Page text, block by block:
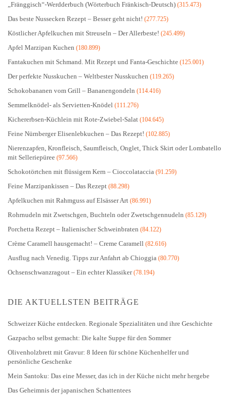
„Fränggisch“-Werdderbuch (Wörterbuch Fränkisch-Deutsch) (315.473)
Das beste Nussecken Rezept – Besser geht nicht! (277.725)
Köstlicher Apfelkuchen mit Streuseln – Der Allerbeste! (245.499)
Apfel Marzipan Kuchen (180.899)
Fantakuchen mit Schmand. Mit Rezept und Fanta-Geschichte (125.001)
Der perfekte Nusskuchen – Weltbester Nusskuchen (119.265)
Schokobananen vom Grill – Bananengondeln (114.416)
Semmelknödel- als Servietten-Knödel (111.276)
Kichererbsen-Küchlein mit Rote-Zwiebel-Salat (104.645)
Feine Nürnberger Elisenlebkuchen – Das Rezept! (102.885)
Nierenzapfen, Kronfleisch, Saumfleisch, Onglet, Thick Skirt oder Lombatello
mit Selleriepüree (97.566)
Schokotörtchen mit flüssigem Kern – Cioccolataccia (91.259)
Feine Marzipankissen – Das Rezept (88.298)
Apfelkuchen mit Rahmguss auf Elsässer Art (86.991)
Rohrnudeln mit Zwetschgen, Buchteln oder Zwetschgennudeln (85.129)
Porchetta Rezept – Italienischer Schweinbraten (84.122)
Crème Caramell hausgemacht! – Creme Caramell (82.616)
Ausflug nach Venedig. Tipps zur Anfahrt ab Chioggia (80.770)
Ochsenschwanzragout – Ein echter Klassiker(78.194)
DIE AKTUELLSTEN BEITRÄGE
Schweizer Küche entdecken. Regionale Spezialitäten und ihre Geschichte
Gazpacho selbst gemacht: Die kalte Suppe für den Sommer
Olivenholzbrett mit Gravur: 8 Ideen für schöne Küchenhelfer und
persönliche Geschenke
Mein Santoku: Das eine Messer, das ich in der Küche nicht mehr hergebe
Das Geheimnis der japanischen Schattentees